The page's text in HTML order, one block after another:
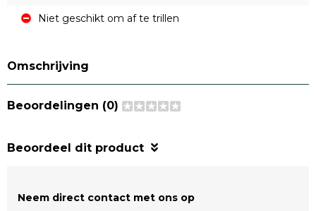
Niet geschikt om af te trillen
Omschrijving
Beoordelingen (0)
Beoordeel dit product
Neem direct contact met ons op